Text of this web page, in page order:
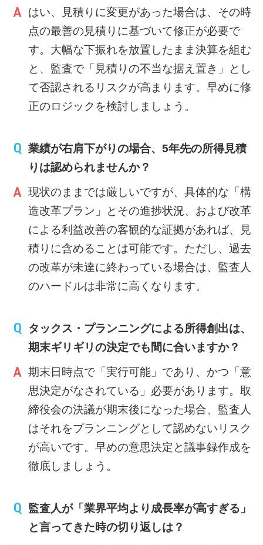
はい、見積りに変更があった場合は、その時
点の最善の見積りに基づいて修正が必要で
す。大幅な下振れを放置したまま決算を組む
と、監査で「見積りの不当な据え置き」とし
て否認されるリスクが高まります。早めに修
正のロジックを検討しましょう。
業績が右肩下がりの場合、5年先の所得見積
りは認められませんか？
現状のままでは厳しいですが、具体的な「構
造改革プラン」とその進捗状況、および改革
による利益改善の客観的な証拠があれば、見
積りに含めることは可能です。ただし、過去
の改革が未達に終わっている場合は、監査人
のハードルは非常に高くなります。
タックス・プランニングによる所得創出は、
期末ギリギリの決定でも間に合いますか？
期末日時点で「実行可能」であり、かつ「意
思決定がなされている」必要があります。取
締役会の決議が期末後になった場合、監査人
はそれをプランニングとして認めないリスク
が高いです。早めの意思決定と議事録作成を
徹底しましょう。
監査人が「業界平均より成長率が高すぎる」
と言ってきた時の切り返しは？